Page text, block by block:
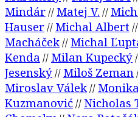
Mindár// Matej V. //
Hauser// Michal Albert//
Macháček// Michal
Kenda // Milan Kupecký
Jesenský// Miloš Zeman
Miroslav Válek//
Kuzmanović// Nicholas